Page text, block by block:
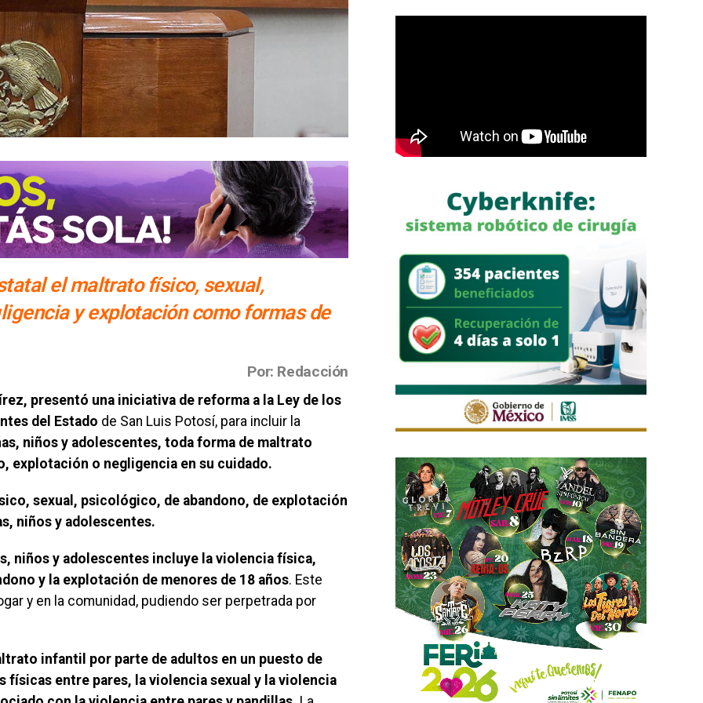
el maltrato físico, sexual,
y explotación como formas de
Por: Redacción
presentó una iniciativa de reforma a la Ley de los
del Estado de San Luis Potosí, para incluir la
niños y adolescentes, toda forma de maltrato
explotación o negligencia en su cuidado.
sexual, psicológico, de abandono, de explotación
niños y adolescentes.
niños y adolescentes incluye la violencia física,
y la explotación de menores de 18 años. Este
y en la comunidad, pudiendo ser perpetrada por
infantil por parte de adultos en un puesto de
físicas entre pares, la violencia sexual y la violencia